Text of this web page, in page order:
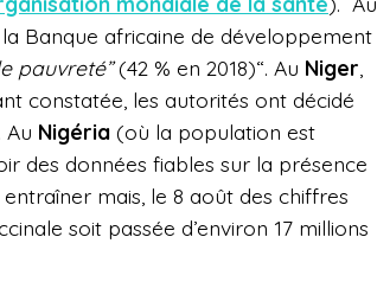
la Banque africaine de développement
pauvreté”(42 % en 2018)“. Au Niger
constatée, les autorités ont décidé
Au Nigéria (où la population est
des données fiables sur la présence
mais, le 8 août des chiffres
soit passée d’environ 17 millions